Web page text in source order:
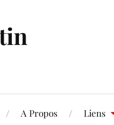
A Propos Liens